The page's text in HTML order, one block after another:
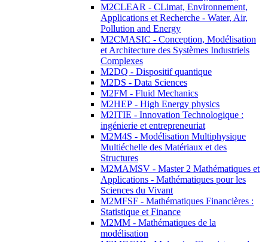
M2CLEAR - CLimat, Environnement,
Applications et Recherche - Water, Air,
Pollution and Energy
M2CMASIC - Conception, Modélisation
et Architecture des Systèmes Industriels
Complexes
M2DQ - Dispositif quantique
M2DS - Data Sciences
M2FM - Fluid Mechanics
M2HEP - High Energy physics
M2ITIE - Innovation Technologique :
ingénierie et entrepreneuriat
M2M4S - Modélisation Multiphysique
Multiéchelle des Matériaux et des
Structures
M2MAMSV - Master 2 Mathématiques et
Applications - Mathématiques pour les
Sciences du Vivant
M2MFSF - Mathématiques Financières :
Statistique et Finance
M2MM - Mathématiques de la
modélisation